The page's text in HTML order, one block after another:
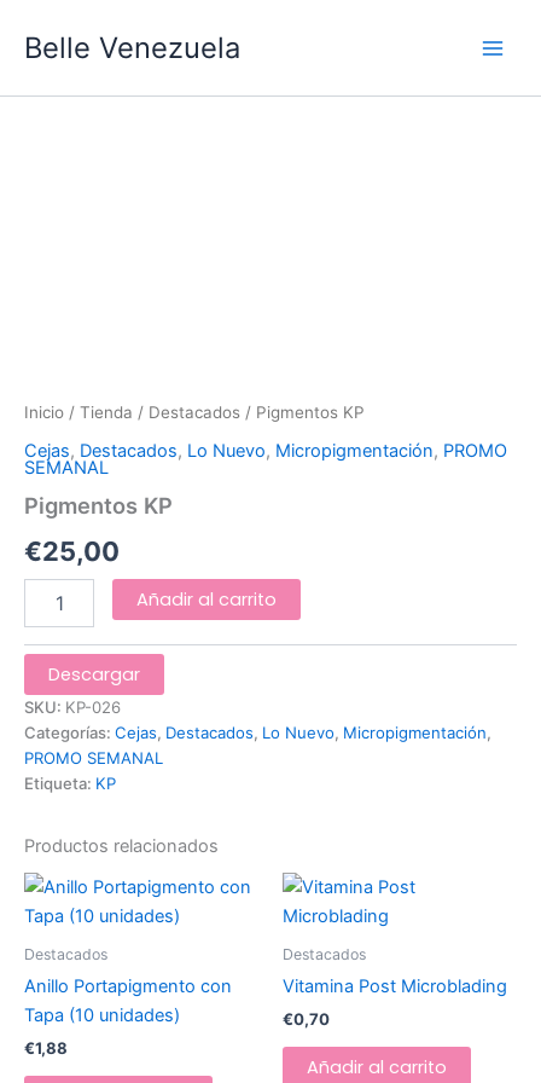
Belle Venezuela
Inicio / Tienda / Destacados / Pigmentos KP
Cejas, Destacados, Lo Nuevo, Micropigmentación, PROMO
SEMANAL
Pigmentos KP
€25,00
Añadir al carrito
Descargar
SKU: KP-026
Categorías: Cejas, Destacados, Lo Nuevo, Micropigmentación,
PROMO SEMANAL
Etiqueta: KP
Productos relacionados
Destacados
Anillo Portapigmento con
Tapa (10 unidades)
€1,88
Destacados
Vitamina Post Microblading
€0,70
Añadir al carrito